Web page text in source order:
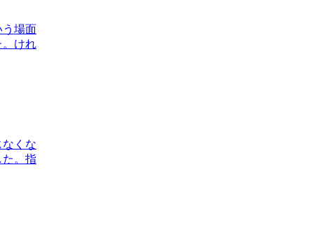
う場面
。けれ
くな
た。指